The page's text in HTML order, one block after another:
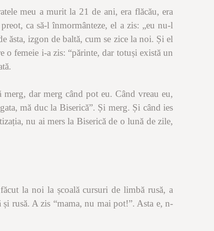
meu a murit la 21 de ani, era flăcău, era
ca să-l înmormânteze, el a zis: „eu nu-l
ăsta, izgon de baltă, cum se zice la noi. Și el
o femeie i-a zis: “părinte, dar totuși există un
dar merg când pot eu. Când vreau eu,
mă duc la Biserică”. Și merg. Și când ies
nu ai mers la Biserică de o lună de zile,
la noi la școală cursuri de limbă rusă, a
și rusă. A zis “mama, nu mai pot!”. Asta e, n-